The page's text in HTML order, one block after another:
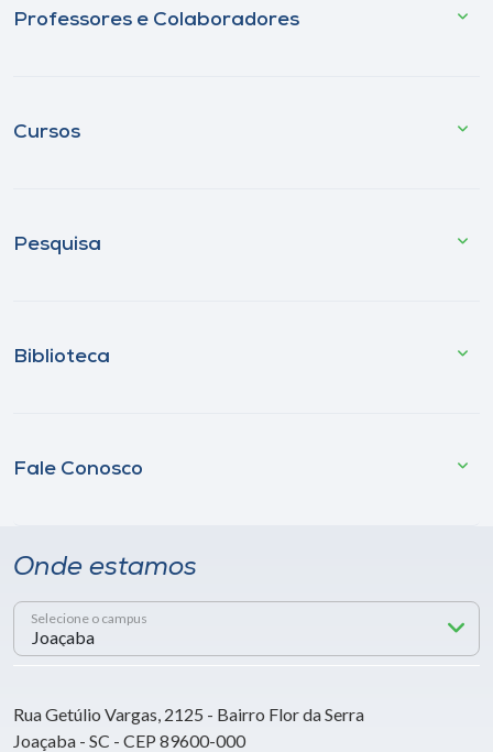
Professores e Colaboradores
Cursos
Pesquisa
Biblioteca
Fale Conosco
Onde estamos
Selecione o campus
Rua Getúlio Vargas, 2125 - Bairro Flor da Serra
Joaçaba - SC - CEP 89600-000